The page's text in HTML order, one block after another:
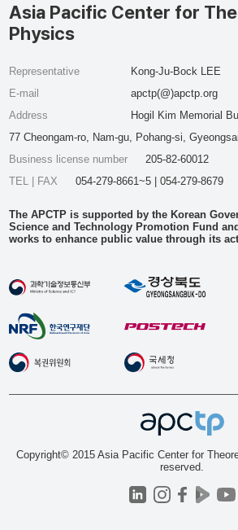
Asia Pacific Center for
Physics
Representative
Kong-Ju-Bock LEE
E-mail
apctp(@)apctp.org
Address
Hogil Kim Memorial
77 Cheongam-ro, Nam-gu, Pohang-si,
Business license number
205-82-60012
TEL | FAX
054-279-8661~5 | 054-279-8679
The APCTP is supported by the Korean
Science and Technology Promotion Fund
works to enhance public value through its
Copyright© 2015 Asia Pacific Center for
reserved.